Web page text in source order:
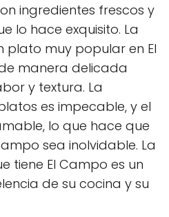
ingredientes frescos y
lo hace exquisito. La
plato muy popular en El
manera delicada
y textura. La
es impecable, y el
lo que hace que
sea inolvidable. La
tiene El Campo es un
de su cocina y su